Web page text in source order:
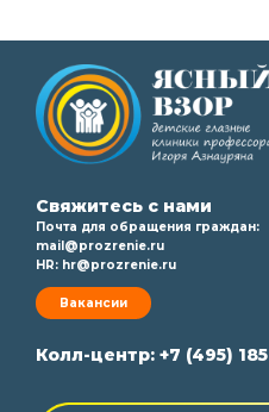
Свяжитесь с нами
Почта для обращения граждан:
mail@prozrenie.ru
HR: hr@prozrenie.ru
Вакансии
Колл-центр: +7 (495)